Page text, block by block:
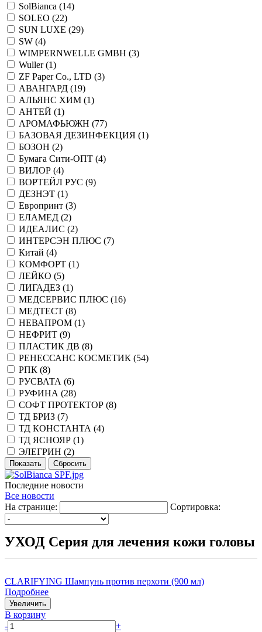
SolBianca (14)
SOLEO (22)
SUN LUXE (29)
SW (4)
WIMPERNWELLE GMBH (3)
Wuller (1)
ZF Paper Co., LTD (3)
АВАНГАРД (19)
АЛЬЯНС ХИМ (1)
АНТЕЙ (1)
АРОМАФЬЮЖН (77)
БАЗОВАЯ ДЕЗИНФЕКЦИЯ (1)
БОЗОН (2)
Бумага Сити-ОПТ (4)
ВИЛОР (4)
ВОРТЕЙЛ РУС (9)
ДЕЗНЭТ (1)
Европринт (3)
ЕЛАМЕД (2)
ИДЕАЛИС (2)
ИНТЕРСЭН ПЛЮС (7)
Китай (4)
КОМФОРТ (1)
ЛЕЙКО (5)
ЛИГАДЕЗ (1)
МЕДСЕРВИС ПЛЮС (16)
МЕДТЕСТ (8)
НЕВАПРОМ (1)
НЕФРИТ (9)
ПЛАСТИК ДВ (8)
РЕНЕССАНС КОСМЕТИК (54)
РПК (8)
РУСВАТА (6)
РУФИНА (28)
СОФТ ПРОТЕКТОР (8)
ТД БРИЗ (7)
ТД КОНСТАНТА (4)
ТД ЯСНОЯР (1)
ЭЛЕГРИН (2)
Последние новости
Все новости
На странице:
Сортировка:
УХОД Серия для лечения кожи головы
CLARIFYING Шампунь против перхоти (900 мл)
Подробнее
Увеличить
В корзину
-
+